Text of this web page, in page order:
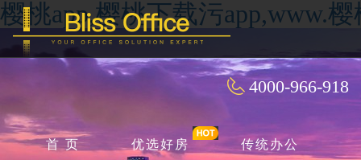
樱桃app,樱桃下载污app,www.
4000-966-918
首 页 优选好房 传统办公